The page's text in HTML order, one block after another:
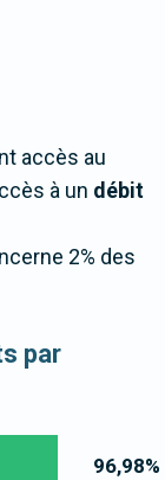
accès au
à un débit
2% des
par
96,98%